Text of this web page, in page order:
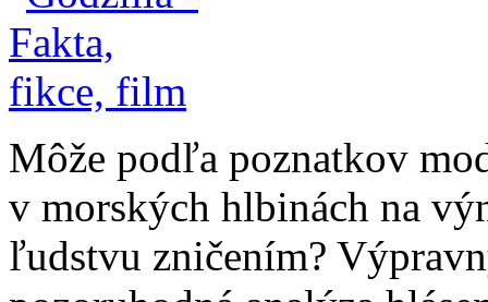
Môže podľa poznatkov
v morských hlbinách na
ľudstvu zničením?